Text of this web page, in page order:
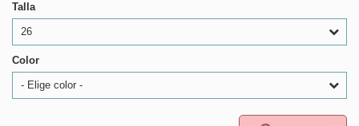
Talla
26
Color
- Elige color -